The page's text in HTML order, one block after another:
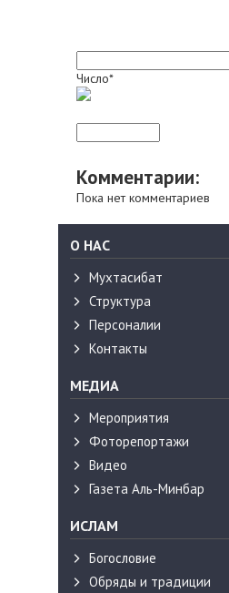
Число*
Комментарии:
Пока нет комментариев
О НАС
Мухтасибат
Структура
Персоналии
Контакты
МЕДИА
Мероприятия
Фоторепортажи
Видео
Газета Аль-Минбар
ИСЛАМ
Богословие
Обряды и традиции